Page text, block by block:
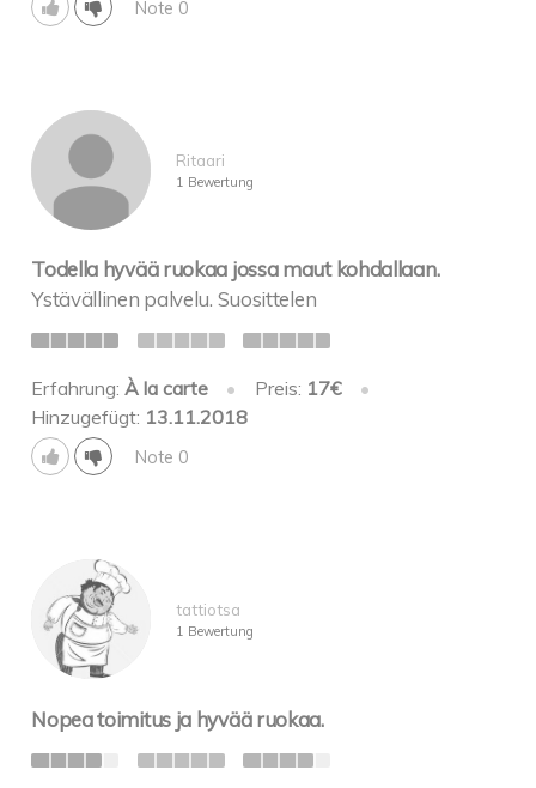
Note 0
Ritaari
1 Bewertung
Todella hyvää ruokaa jossa maut kohdallaan.
Ystävällinen palvelu. Suosittelen
Erfahrung:À la carte • Preis: 17€
•
Hinzugefügt: 13.11.2018
Note 0
tattiotsa
1 Bewertung
Nopea toimitus ja hyvää ruokaa.